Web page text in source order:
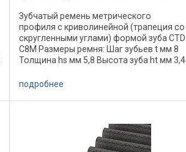
Зубчатый ремень метрического
профиля с криволинейной (трапеция со
скругленными углами) формой зуба CTD
C8M Размеры ремня: Шаг зубьев t мм 8
Толщина hs мм 5,8 Высота зуба ht мм 3,4
Количество зубьев ... Минимальный ...
подробнее